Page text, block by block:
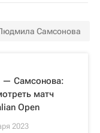
Самсонова
— Самсонова:
матч
Open
2023